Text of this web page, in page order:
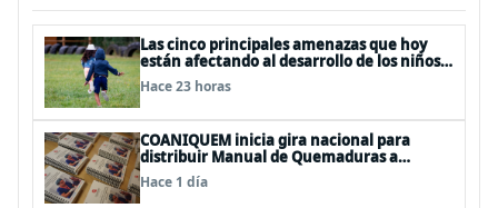
Las cinco principales amenazas que hoy
están afectando al desarrollo de los niños
en Chile
Hace 23 horas
COANIQUEM inicia gira nacional para
distribuir Manual de Quemaduras a
profesionales de la salud
Hace 1 día